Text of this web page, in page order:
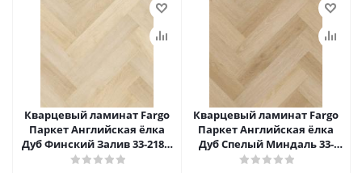
Кварцевый ламинат Fargo
Паркет Английская ёлка
Дуб Финский Залив 33-2180-
04
Кварцевый ламинат Fargo
Паркет Английская ёлка
Дуб Спелый Миндаль 33-
1166-02